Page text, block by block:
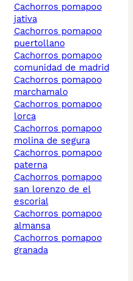
cachorros pomapoo
jativa
cachorros pomapoo
puertollano
cachorros pomapoo
comunidad de madrid
cachorros pomapoo
marchamalo
cachorros pomapoo
lorca
cachorros pomapoo
molina de segura
cachorros pomapoo
paterna
cachorros pomapoo
san lorenzo de el
escorial
cachorros pomapoo
almansa
cachorros pomapoo
granada